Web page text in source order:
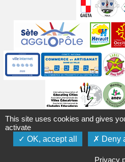
partenaires
Labels
Mentions légales Accessibilité
Crédits
Gérer les cookies
This site uses cookies and gives
activate
OK, accept all
Deny
Privacy